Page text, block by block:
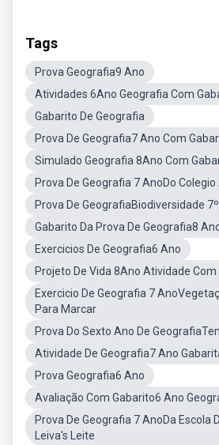
Tags
Prova Geografia9 Ano
Atividades 6Ano Geografia Com
Gabarito De Geografia
Prova De Geografia7 Ano Com
Simulado Geografia 8Ano Com
Prova De Geografia 7 AnoDo
Prova De GeografiaBiodiversidade
Gabarito Da Prova De Geografia8
Exercicios De Geografia6 Ano
Projeto De Vida 8Ano Atividade Com
Exercicio De Geografia 7
Para Marcar
Prova Do Sexto Ano De
Atividade De Geografia7 Ano
Prova Geografia6 Ano
Avaliação Com Gabarito6 Ano
Prova De Geografia 7 AnoDa Escola
Leiva's Leite